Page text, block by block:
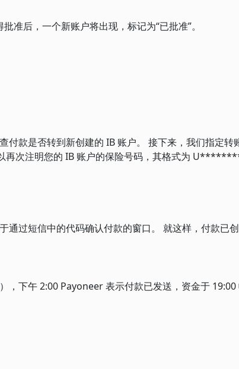
准后，一个新账户将出现，标记为“已批准”。
款是否转到新创建的 IB 账户。 接下来，我们指定转
再次注明您的 IB 账户的保险号码，其格式为
过短信中的代码确认付款的窗口。 就这样，付款已创
下午 2:00 Payoneer 表示付款已发送，资金于 19:00